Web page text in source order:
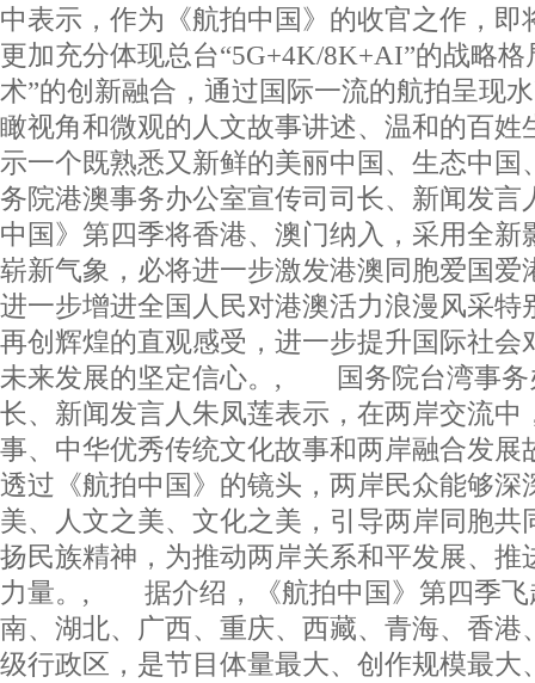
中表示，作为《航拍中国》的收官之作，即
更加充分体现总台“5G+4K/8K+AI”的战略
术”的创新融合，通过国际一流的航拍呈现
瞰视角和微观的人文故事讲述、温和的百姓
示一个既熟悉又新鲜的美丽中国、生态
务院港澳事务办公室宣传司司长、新闻发言
中国》第四季将香港、澳门纳入，采用全新
崭新气象，必将进一步激发港澳同胞爱国爱
进一步增进全国人民对港澳活力浪漫风采特
再创辉煌的直观感受，进一步提升国际社会
未来发展的坚定信心。, 国务院台湾事务
长、新闻发言人朱凤莲表示，在两岸交流中
事、中华优秀传统文化故事和两岸融合发展
透过《航拍中国》的镜头，两岸民众能够深
美、人文之美、文化之美，引导两岸同胞共
扬民族精神，为推动两岸关系和平发展、推
力量。, 据介绍，《航拍中国》第四季飞
南、湖北、广西、重庆、西藏、青海、香港
级行政区，是节目体量最大、创作规模最大